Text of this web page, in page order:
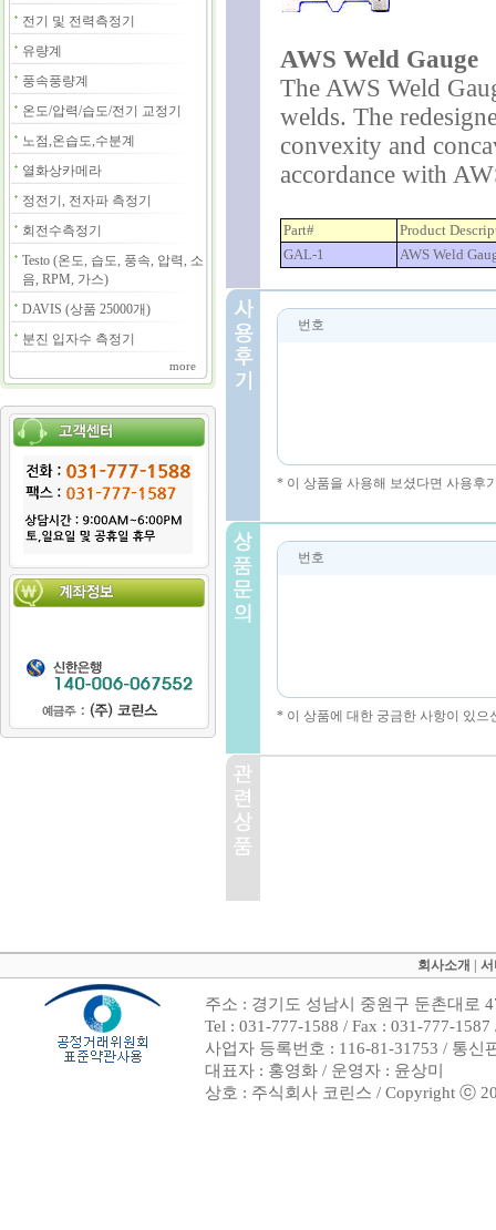
전기 및 전력측정기
유량계
풍속풍량계
온도/압력/습도/전기 교정기
노점,온습도,수분계
열화상카메라
정전기, 전자파 측정기
회전수측정기
Testo (온도, 습도, 풍속, 압력, 소
음, RPM, 가스)
DAVIS (상품 25000개)
분진 입자수 측정기
more
AWS Weld Gauge
The AWS Weld
welds. The
convexity and
accordance with
Part#
Product
GAL-1
AWS Weld
번호
* 이 상품을 사용해 보셨다면 사용후
번호
* 이 상품에 대한 궁금한 사항이 있
회사소개
주소 : 경기도 성남시 중원구 둔촌대로
Tel : 031-777-1588 / Fax : 031-777-
사업자 등록번호 : 116-81-31753 / 통신
대표자 : 홍영화 / 운영자 : 윤상미
상호 : 주식회사 코린스 / Copyright ⓒ